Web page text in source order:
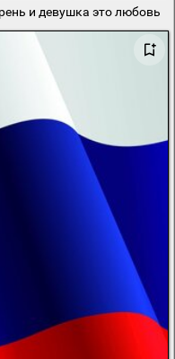
это любовь
и девушка это любовь